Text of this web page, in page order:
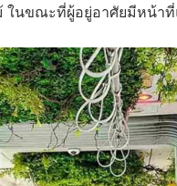
ในขณะที่ผู้อยู่อาศัยมีหน้า